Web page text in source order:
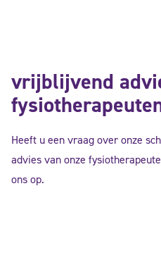
vrijblijvend
Heeft u een vraag over onze
advies van onze
ons op.